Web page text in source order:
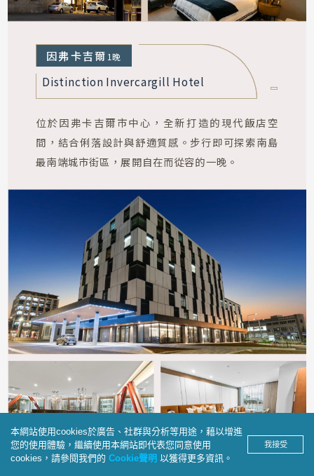
產品洽詢
因弗卡吉爾 1晚
Distinction Invercargill Hotel
位於因弗卡吉爾市中心，全新打造的現代飯店空
間，結合俐落設計與舒適質感。步行即可探索南島
最南端城市街區，展開自在而從容的一晚。
本網站使用cookies於廣告、社群與分析等用途，藉以增進
您的使用體驗，繼續使用本網站即代表您同意使用
cookies，請參閱我們的 Cookie聲明 以獲得更多資訊。
我接受